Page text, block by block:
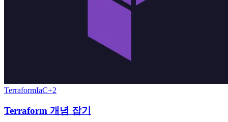
TerraformIaC+2
Terraform 개념 잡기